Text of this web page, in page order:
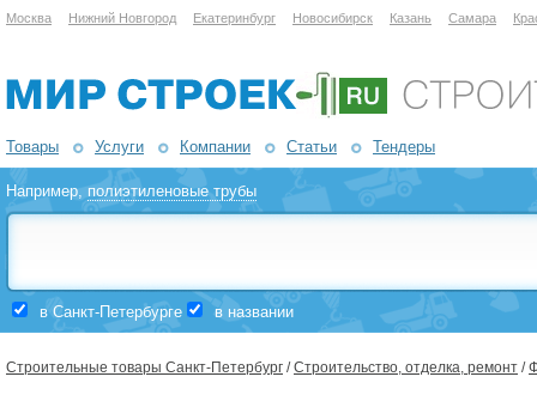
Москва Нижний Новгород Екатеринбург Новосибирск Казань Самара
Товары Услуги Компании Статьи Тендеры
Например,полиэтиленовые трубы
в Санкт-Петербурге в названии
Строительные товары Санкт-Петербург /Строительство, отделка, ремонт /